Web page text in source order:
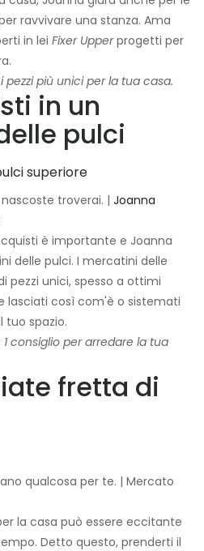
ravvivare una stanza. Ama
in lei Fixer Upperprogetti per
pezzi più unici per la tua casa.
in un
pulci
troverai. | Joanna
è importante e Joanna
delle pulci. I mercatini delle
pezzi unici, spesso a ottimi
lasciati così com'è o sistemati
tuo spazio.
1 consiglio per arredare la tua
fretta di
qualcosa per te. | Mercato
la casa può essere eccitante
Detto questo, prenderti il